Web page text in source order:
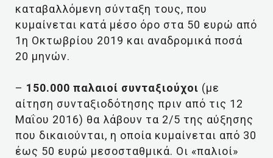
καταβαλλόμενη σύνταξη τους, που
κυμαίνεται κατά μέσο όρο στα 50 ευρώ από
1η Οκτωβρίου 2019 και αναδρομικά ποσά
20 μηνών.
– 150.000 παλαιοί συνταξιούχοι (με
αίτηση συνταξιοδότησης πριν από τις 12
Μαΐου 2016) θα λάβουν τα 2/5 της αύξησης
που δικαιούνται, η οποία κυμαίνεται από 30
έως 50 ευρώ μεσοσταθμικά. Οι «παλιοί»